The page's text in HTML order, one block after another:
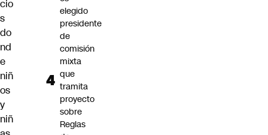
cio
s
do
nd
e
niñ
os
y
niñ
elegido
presidente
de
comisión
mixta
que
tramita
proyecto
sobre
Reglas